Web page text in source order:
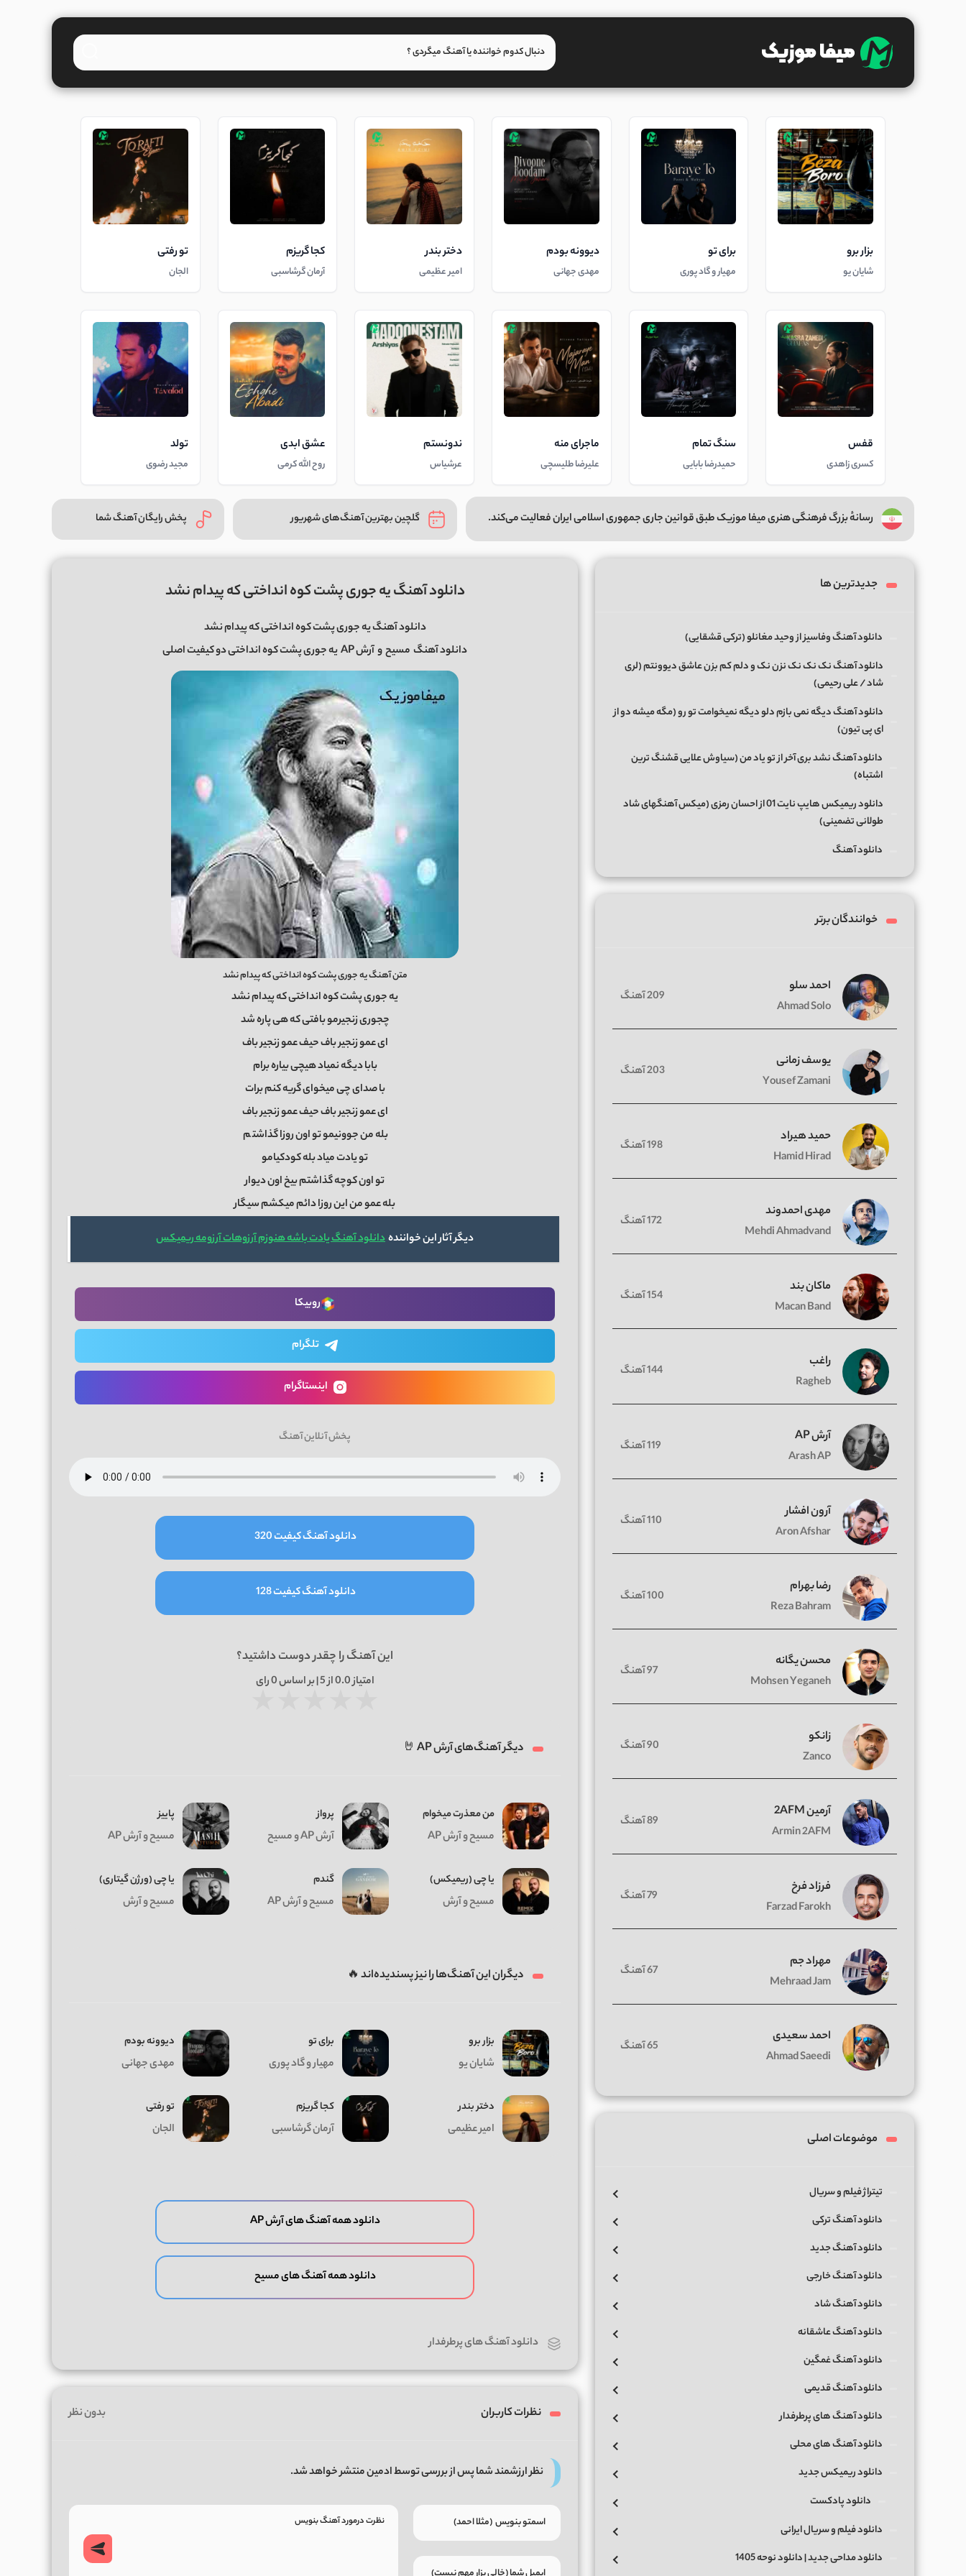
بزار برو
شایان یو
برای تو
مهیار و گاد پوری
دیوونه بودم
مهدی جهانی
دختر بندر
امیر عظیمی
کجا گریزم
آرمان گرشاسبی
تو رفتی
الجان
قفس
کسری زاهدی
سنگ تمام
حمیدرضا بابایی
ماجرای منه
علیرضا طلیسچی
ندونستم
عرشیاس
عشق ابدی
روح الله کرمی
تولد
مجید رضوی
رسانهٔ بزرگ فرهنگی هنری میفا موزیک طبق قوانین جاری جمهوری اسلامی ایران فعالیت می‌کند. گلچین بهترین آهنگ‌های شهریور پخش رایگان آهنگ شما
دانلود آهنگ یه جوری پشت کوه انداختی که پیدام نشد
دانلود آهنگ یه جوری پشت کوه انداختی که پیدام نشد
دانلود آهنگ مسیحوآرش AP یه جوری پشت کوه انداختی دو کیفیت اصلی
متن آهنگ یه جوری پشت کوه انداختی که پیدام نشد
یه جوری پشت کوه انداختی که پیدام نشد
چجوری زنجیرمو بافتی که هی پاره شد
ای عمو زنجیر باف حیف عمو زنجیر باف
بابا دیگه نمیاد هیچی بیاره برام
با صدای چی میخوای گریه کنم برات
ای عمو زنجیر باف حیف عمو زنجیر باف
بله من جوونیمو تو اون روزا گذاشتم
تو یادت میاد بله کودکیامو
تو اون کوچه گذاشتم بیخ اون دیوار
بله عمو من این روزا دائم میکشم سیگار
دیگر آثار این خوانندهدانلود آهنگ یادت باشه هنوزم آرزوهات آرزومه ریمیکس
روبیکا
تلگرام
اینستاگرام
پخش آنلاین آهنگ
دانلود آهنگ کیفیت 320
دانلود آهنگ کیفیت 128
این آهنگ را چقدر دوست داشتید؟
امتیاز0.0از 5 | بر اساس 0رای
دیگر آهنگ‌های آرش AP 🤘
من معذرت میخوام
مسیح و آرش AP
پرواز
آرش AP و مسیح
پاییز
مسیح و آرش AP
یا چی (ریمیکس)
مسیح و آرش
گندم
مسیح و آرش AP
یا چی (ورژن گیتاری)
مسیح و آرش
دیگران این آهنگ‌ها را نیز پسندیده‌اند 🔥
بزار برو
شایان یو
برای تو
مهیار و گاد پوری
دیوونه بودم
مهدی جهانی
دختر بندر
امیر عظیمی
کجا گریزم
آرمان گرشاسبی
تو رفتی
الجان
دانلود همه آهنگ های آرش AP
دانلود همه آهنگ های مسیح
دانلود آهنگ های پرطرفدار
نظرات کاربران بدون نظر
نظر ارزشمند شما پس از بررسی توسط ادمین منتشر خواهد شد.
جدیدترین ها
دانلود آهنگ وفاسیز از وحید مغانلو (ترکی قشقایی)
دانلود آهنگ نک نک نک نزن نک و دلم کم بزن عاشق دیوونتم (لری
شاد / علی رحیمی)
دانلود آهنگ دیگه نمی بازم دلو دیگه نمیخوامت تو رو (مگه میشه دو از
ای پی تیون)
دانلود آهنگ نشد بری آخر از تو یاد من (سیاوش علایی قشنگ ترین
اشتباه)
دانلود ریمیکس هایپ نایت 01 از احسان رمزی (میکس آهنگهای شاد
طولانی تضمینی)
دانلود آهنگ
خوانندگان برتر
احمد سلو
Ahmad Solo
209 آهنگ
یوسف زمانی
Yousef Zamani
203 آهنگ
حمید هیراد
Hamid Hirad
198 آهنگ
مهدی احمدوند
Mehdi Ahmadvand
172 آهنگ
ماکان بند
Macan Band
154 آهنگ
راغب
Ragheb
144 آهنگ
آرش AP
Arash AP
119 آهنگ
آرون افشار
Aron Afshar
110 آهنگ
رضا بهرام
Reza Bahram
100 آهنگ
محسن یگانه
Mohsen Yeganeh
97 آهنگ
زانکو
Zanco
90 آهنگ
آرمین 2AFM
Armin 2AFM
89 آهنگ
فرزاد فرخ
Farzad Farokh
79 آهنگ
مهراد جم
Mehraad Jam
67 آهنگ
احمد سعیدی
Ahmad Saeedi
65 آهنگ
موضوعات اصلی
تیتراژ فیلم و سریال
دانلود آهنگ ترکی
دانلود آهنگ جدید
دانلود آهنگ خارجی
دانلود آهنگ شاد
دانلود آهنگ عاشقانه
دانلود آهنگ غمگین
دانلود آهنگ قدیمی
دانلود آهنگ های پرطرفدار
دانلود آهنگ های محلی
دانلود ریمیکس جدید
دانلود پادکست
دانلود فیلم و سریال ایرانی
دانلود مداحی جدید | دانلود نوحه 1405